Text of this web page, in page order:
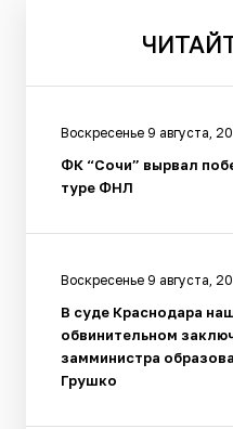
Воскресенье 9 августа,
ФК “Сочи” вырвал
туре ФНЛ
Воскресенье 9 августа,
В суде Краснодара
обвинительном
замминистра
Грушко